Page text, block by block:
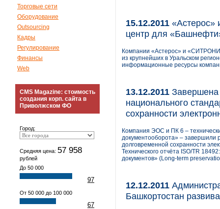
Торговые сети
Оборудование
Outsourcing
Кадры
Регулирование
Финансы
Web
CMS Magazine: стоимость
создания корп. сайта в
Приволжском ФО
Город:
Средняя цена: 57 958
рублей
До 50 000
97
От 50 000 до 100 000
67
15.12.2011
центр для
Компании «Астерос» и
из крупнейших в Уральском
информационные ресурсы
13.12.2011 Завершена
национального
сохранности
Компания ЭОС и ПК 6 –
документооборота» – завершили
долговременной сохранности
Технического отчёта ISO/TR
документов» (Long-term
12.12.2011
Башкортостан